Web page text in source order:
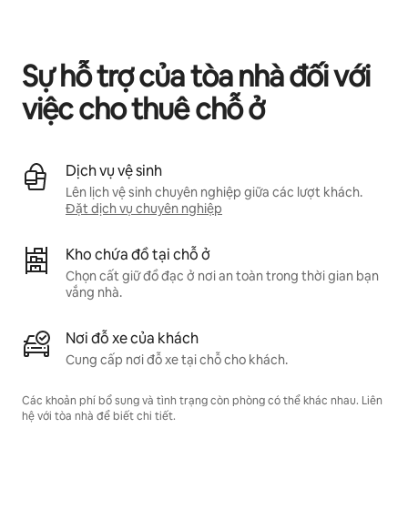
Sự hỗ trợ của tòa nhà đối với
việc cho thuê chỗ ở
Dịch vụ vệ sinh
Lên lịch vệ sinh chuyên nghiệp giữa các lượt khách.
Đặt dịch vụ chuyên nghiệp
Kho chứa đồ tại chỗ ở
Chọn cất giữ đồ đạc ở nơi an toàn trong thời gian bạn
vắng nhà.
Nơi đỗ xe của khách
Cung cấp nơi đỗ xe tại chỗ cho khách.
Các khoản phí bổ sung và tình trạng còn phòng có thể khác nhau. Liên
hệ với tòa nhà để biết chi tiết.